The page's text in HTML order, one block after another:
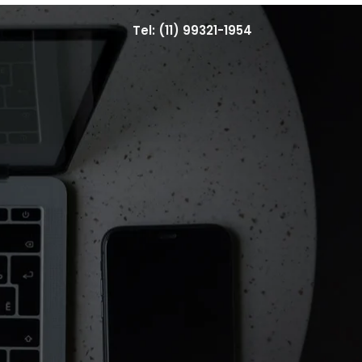
Tel: (11) 99321-1954